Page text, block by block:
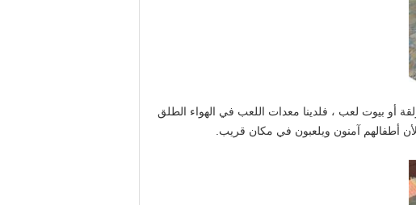
أو بيوت لعب ، فلدينا معدات اللعب في الهواء الطلق
أطفالهم آمنون ويلعبون في مكان قريب.